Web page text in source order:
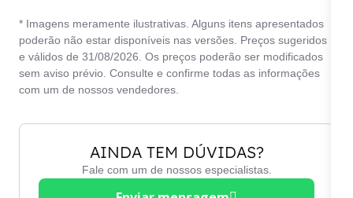
Desembaçador traseiro
Direção elétrica
Direção hidráulica
Trio elétrico
Vidros elétricos
* Imagens meramente ilustrativas. Alguns itens apresentados
poderão não estar disponíveis nas versões. Preços sugeridos
e válidos de 31/08/2026. Os preços poderão ser modificados
sem aviso prévio. Consulte e confirme todas as informações
com um de nossos vendedores.
AINDA TEM DÚVIDAS?
Fale com um de nossos especialistas.